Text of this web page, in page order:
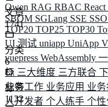
Qwen RAG RBAC React
SBOM SGLang SSE SSO
TOP20 TOP25 TOP30
UI 测试 uniapp UniApp
vuepress WebAssembly
标 三大维度 三方联合
业务工作 业务应用 业
人开发者 个人练手 个性
文章
1741
分类
6
标签
1132